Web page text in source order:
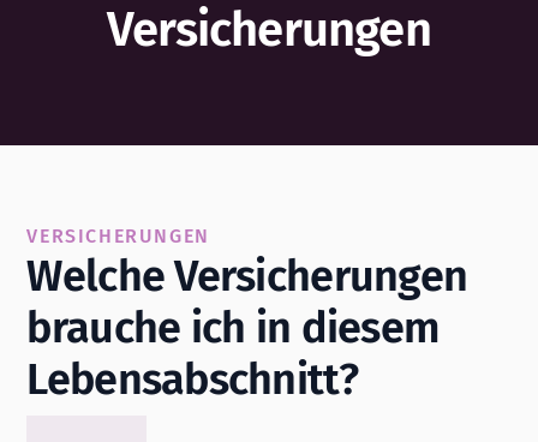
Versicherungen
VERSICHERUNGEN
Welche Versicherungen
brauche ich in diesem
Lebensabschnitt?